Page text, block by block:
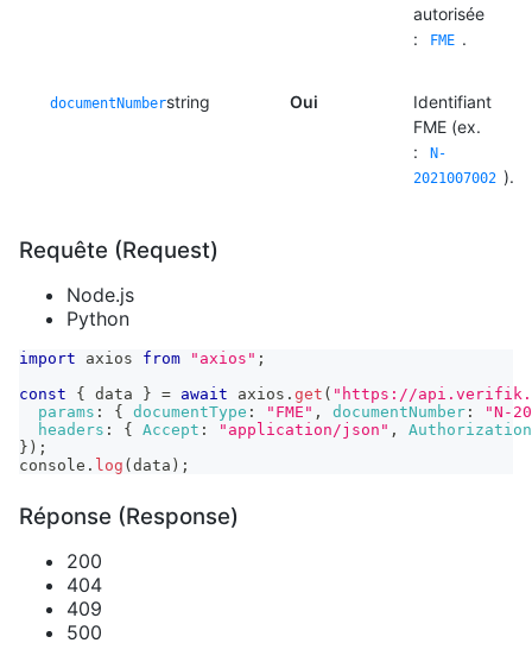
autorisée
:
FME .
documentNumberstring Oui
Identifiant
FME (ex.
:
N-
2021007002 ).
Requête (Request)
Node.js
Python
import axios from "axios" ;
const
{ data } = await axios . get ( "https://
params : { documentType : "FME" , documentNumber :
"N-
headers : { Accept : "application/json" ,
Authorization
} ) ;
console . log ( data ) ;
Réponse (Response)
200
404
409
500